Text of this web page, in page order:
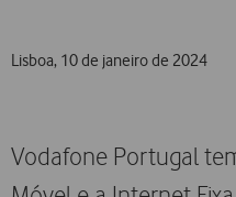
Lisboa, 10 de janeiro de 2024
Vodafone Portugal